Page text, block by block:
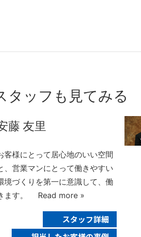
タッフも見てみる
藤 友里
客様にとって居心地のいい空間
、営業マンにとって働きやすい
境づくりを第一に意識して、働
ます。
Read more »
スタッフ詳細